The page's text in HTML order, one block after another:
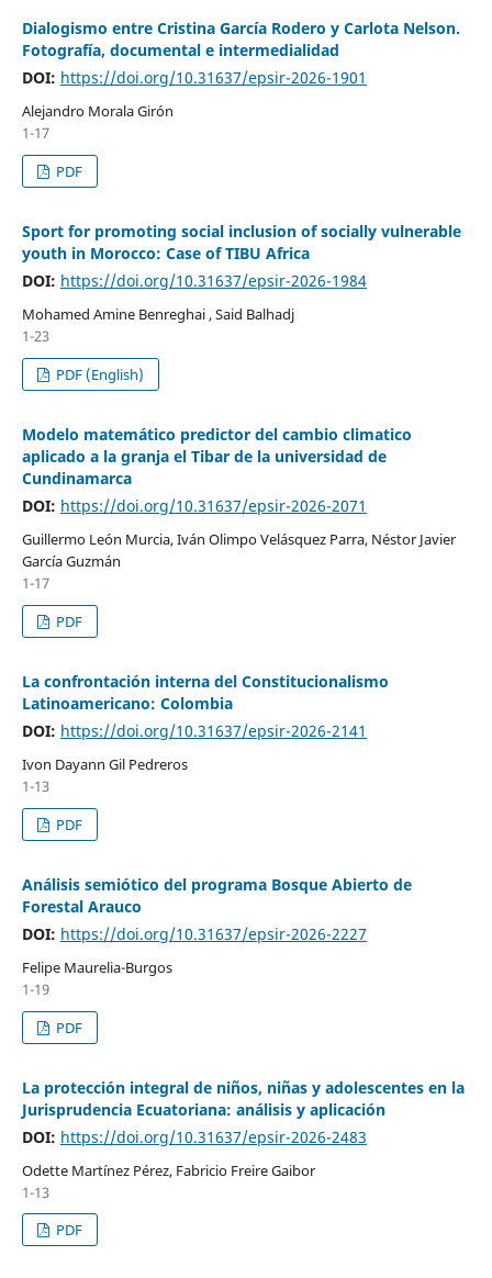
Dialogismo entre Cristina García Rodero y Carlota Nelson.
Fotografía, documental e intermedialidad
DOI: https://doi.org/10.31637/epsir-2026-1901
Alejandro Morala Girón
1-17
PDF
Sport for promoting social inclusion of socially vulnerable
youth in Morocco: Case of TIBU Africa
DOI: https://doi.org/10.31637/epsir-2026-1984
Mohamed Amine Benreghai , Said Balhadj
1-23
PDF (English)
Modelo matemático predictor del cambio climatico
aplicado a la granja el Tibar de la universidad de
Cundinamarca
DOI: https://doi.org/10.31637/epsir-2026-2071
Guillermo León Murcia, Iván Olimpo Velásquez Parra, Néstor Javier
García Guzmán
1-17
PDF
La confrontación interna del Constitucionalismo
Latinoamericano: Colombia
DOI: https://doi.org/10.31637/epsir-2026-2141
Ivon Dayann Gil Pedreros
1-13
PDF
Análisis semiótico del programa Bosque Abierto de
Forestal Arauco
DOI: https://doi.org/10.31637/epsir-2026-2227
Felipe Maurelia-Burgos
1-19
PDF
La protección integral de niños, niñas y adolescentes en la
Jurisprudencia Ecuatoriana: análisis y aplicación
DOI: https://doi.org/10.31637/epsir-2026-2483
Odette Martínez Pérez, Fabricio Freire Gaibor
1-13
PDF